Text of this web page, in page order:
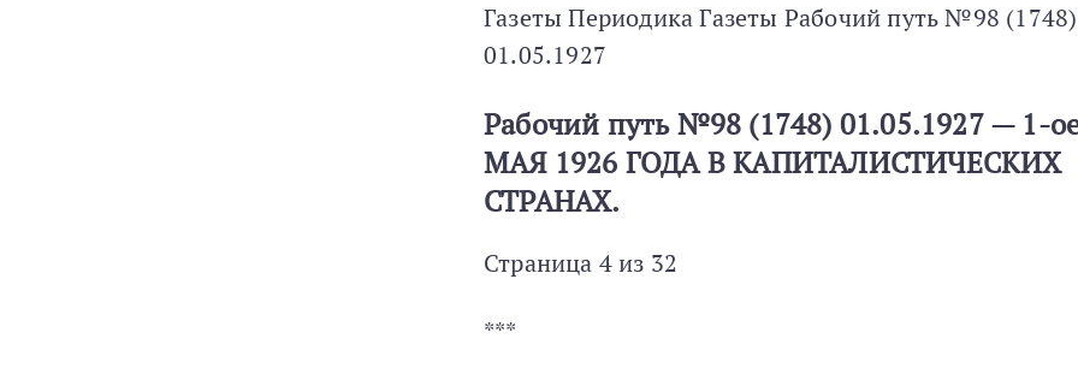
Газеты Периодика Газеты Рабочий путь №98 (1748)
01.05.1927
Рабочий путь №98 (1748) 01.05.1927 — 1-
МАЯ 1926 ГОДА В КАПИТАЛИСТИЧЕСКИХ
СТРАНАХ.
Страница 4 из 32
***